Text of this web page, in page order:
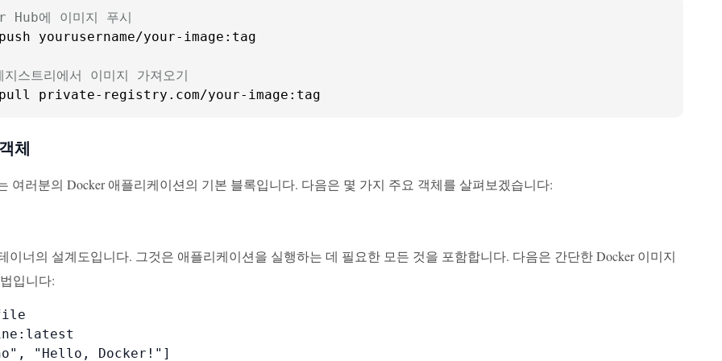
Hub에 이미지 푸시
yourusername/your-image:tag
스트리에서 이미지 가져오기
private-registry.com/your-image:tag
체
여러분의 Docker 애플리케이션의 기본 블록입니다. 다음은 몇 가지 주요 객체를 살펴보겠습니다:
이너의 설계도입니다. 그것은 애플리케이션을 실행하는 데 필요한 모든 것을 포함합니다. 다음은 간단한 Docker 이미지
입니다:
"Hello, Docker!"]